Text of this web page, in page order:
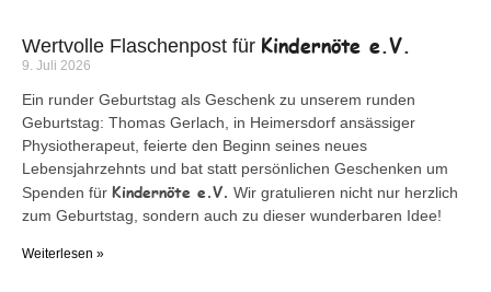
Wertvolle Flaschenpost für Kindernöte e.V.
9. Juli 2026
Ein runder Geburtstag als Geschenk zu unserem runden
Geburtstag: Thomas Gerlach, in Heimersdorf ansässiger
Physiotherapeut, feierte den Beginn seines neues
Lebensjahrzehnts und bat statt persönlichen Geschenken um
Spenden für Kindernöte e.V. Wir gratulieren nicht nur herzlich
zum Geburtstag, sondern auch zu dieser wunderbaren Idee!
Weiterlesen »